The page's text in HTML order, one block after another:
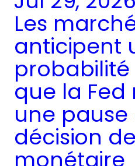
Les
anticipent
probabilité
que la
une
décision
monétaire